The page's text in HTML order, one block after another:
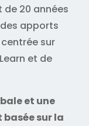
de 20 années
apports
sur
et de
et une
sur la